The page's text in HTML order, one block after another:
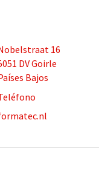
16
DV Goirle
Bajos